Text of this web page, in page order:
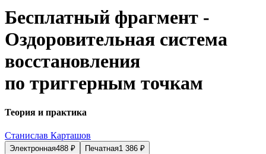
Бесплатный фрагмент -
Оздоровительная система
восстановления
по триггерным точкам
Теория и практика
Станислав Карташов
Электронная488 ₽ Печатная1 386 ₽